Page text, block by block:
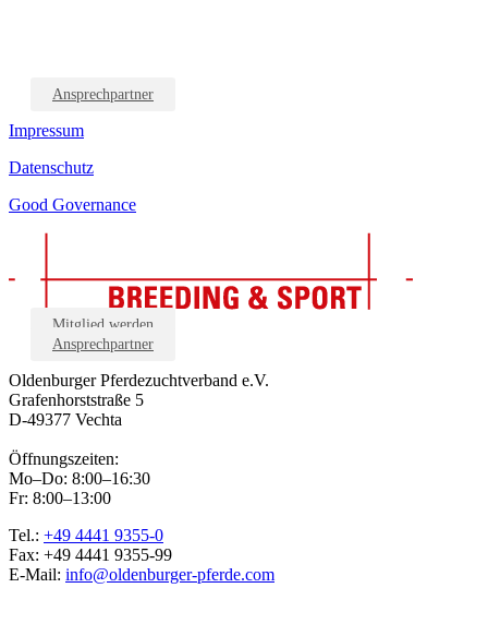
Ansprechpartner
Impressum
Datenschutz
Good Governance
Mitglied werden
Ansprechpartner
Oldenburger Pferdezuchtverband e.V.
Grafenhorststraße 5
D-49377 Vechta
Öffnungszeiten:
Mo–Do: 8:00–16:30
Fr: 8:00–13:00
Tel.: +49 4441 9355-0
Fax: +49 4441 9355-99
E-Mail: info@oldenburger-pferde.com